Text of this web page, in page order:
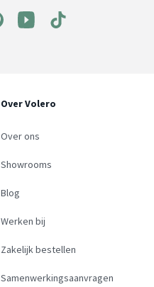
Over Volero
Over ons
Showrooms
Blog
Werken bij
Zakelijk bestellen
Samenwerkingsaanvragen